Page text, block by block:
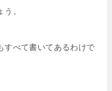
。
すべて書いてあるわけで